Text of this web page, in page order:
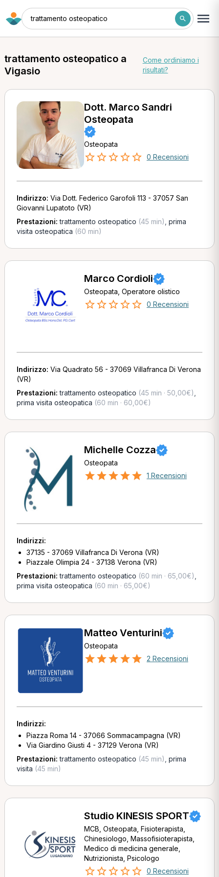
trattamento osteopatico
trattamento osteopatico a
Vigasio
Come ordiniamo i
risultati?
Dott. Marco Sandri
Osteopata
Osteopata
0 Recensioni
Indirizzo: Via Dott. Federico Garofoli 113 - 37057 San
Giovanni Lupatoto (VR)
Prestazioni:trattamento osteopatico (45 min) prima
visita osteopatica (60 min)
Marco Cordioli
Osteopata, Operatore olistico
0 Recensioni
Indirizzo: Via Quadrato 56 - 37069 Villafranca Di Verona
(VR)
Prestazioni:trattamento osteopatico (45 min · 50,00€)
prima visita osteopatica (60 min · 60,00€)
Michelle Cozza
Osteopata
1 Recensioni
Indirizzi:
37135 - 37069 Villafranca Di Verona (VR)
Piazzale Olimpia 24 - 37138 Verona (VR)
Prestazioni:trattamento osteopatico (60 min · 65,00€)
prima visita osteopatica (60 min · 65,00€)
Matteo Venturini
Osteopata
2 Recensioni
Indirizzi:
Piazza Roma 14 - 37066 Sommacampagna (VR)
Via Giardino Giusti 4 - 37129 Verona (VR)
Prestazioni:trattamento osteopatico (45 min) prima
visita (45 min)
Studio KINESIS SPORT
MCB, Osteopata, Fisioterapista,
Chinesiologo, Massofisioterapista,
Medico di medicina generale,
Nutrizionista, Psicologo
0 Recensioni